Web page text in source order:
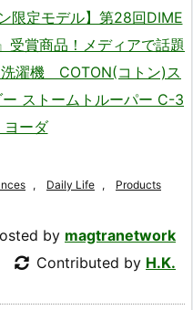
限定モデル】第28回DIME
受賞商品！メディアで話題
濯機 COTON(コトン)ス
ストームトルーパー C-3
ーダ
, Daily Life , Products
by magtranetwork
Contributed by H.K.